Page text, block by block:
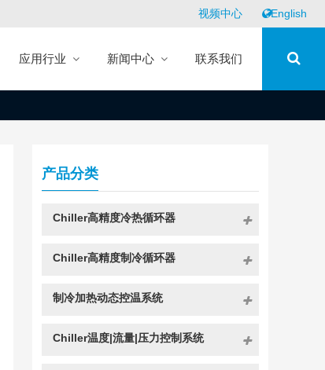
视频中心 English
应用行业 新闻中心 联系我们
产品分类
Chiller高精度冷热循环器
Chiller高精度制冷循环器
制冷加热动态控温系统
Chiller温度|流量|压力控制系统